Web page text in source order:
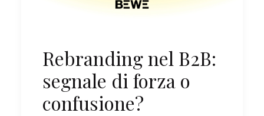
Rebranding nel B2B:
segnale di forza o
confusione?